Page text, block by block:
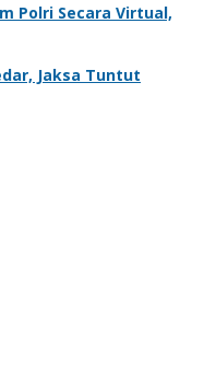
Polri Secara Virtual,
Jaksa Tuntut